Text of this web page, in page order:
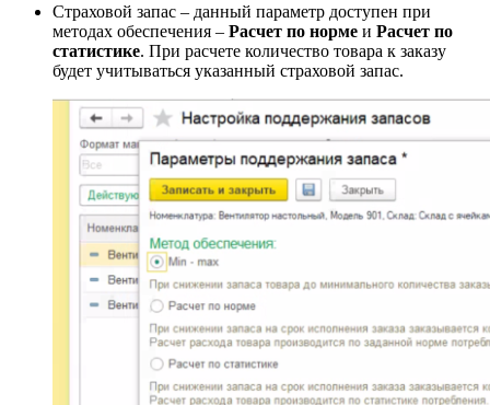
Страховой запас – данный параметр доступен при
методах обеспечения – Расчет по норме и Расчет по
статистике. При расчете количество товара к заказу
будет учитываться указанный страховой запас.